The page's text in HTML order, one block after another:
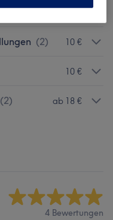
(1)
(2) 10 €
10 €
(2) ab 18 €
4 Bewertungen